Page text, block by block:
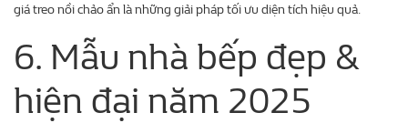
giá treo nồi chảo ẩn là những giải pháp tối ưu diện tích hiệu quả.
6. Mẫu nhà bếp đẹp &
hiện đại năm 2025